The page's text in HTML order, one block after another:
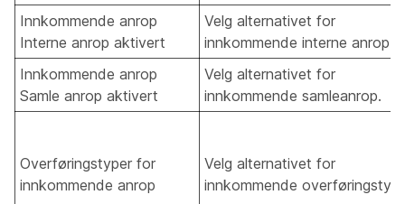
Innkommende anrop
Interne anrop aktivert
Velg alternativet for
innkommende interne anrop.
Innkommende anrop
Samle anrop aktivert
Velg alternativet for
innkommende samleanrop.
Overføringstyper for
innkommende anrop
Velg alternativet for
innkommende